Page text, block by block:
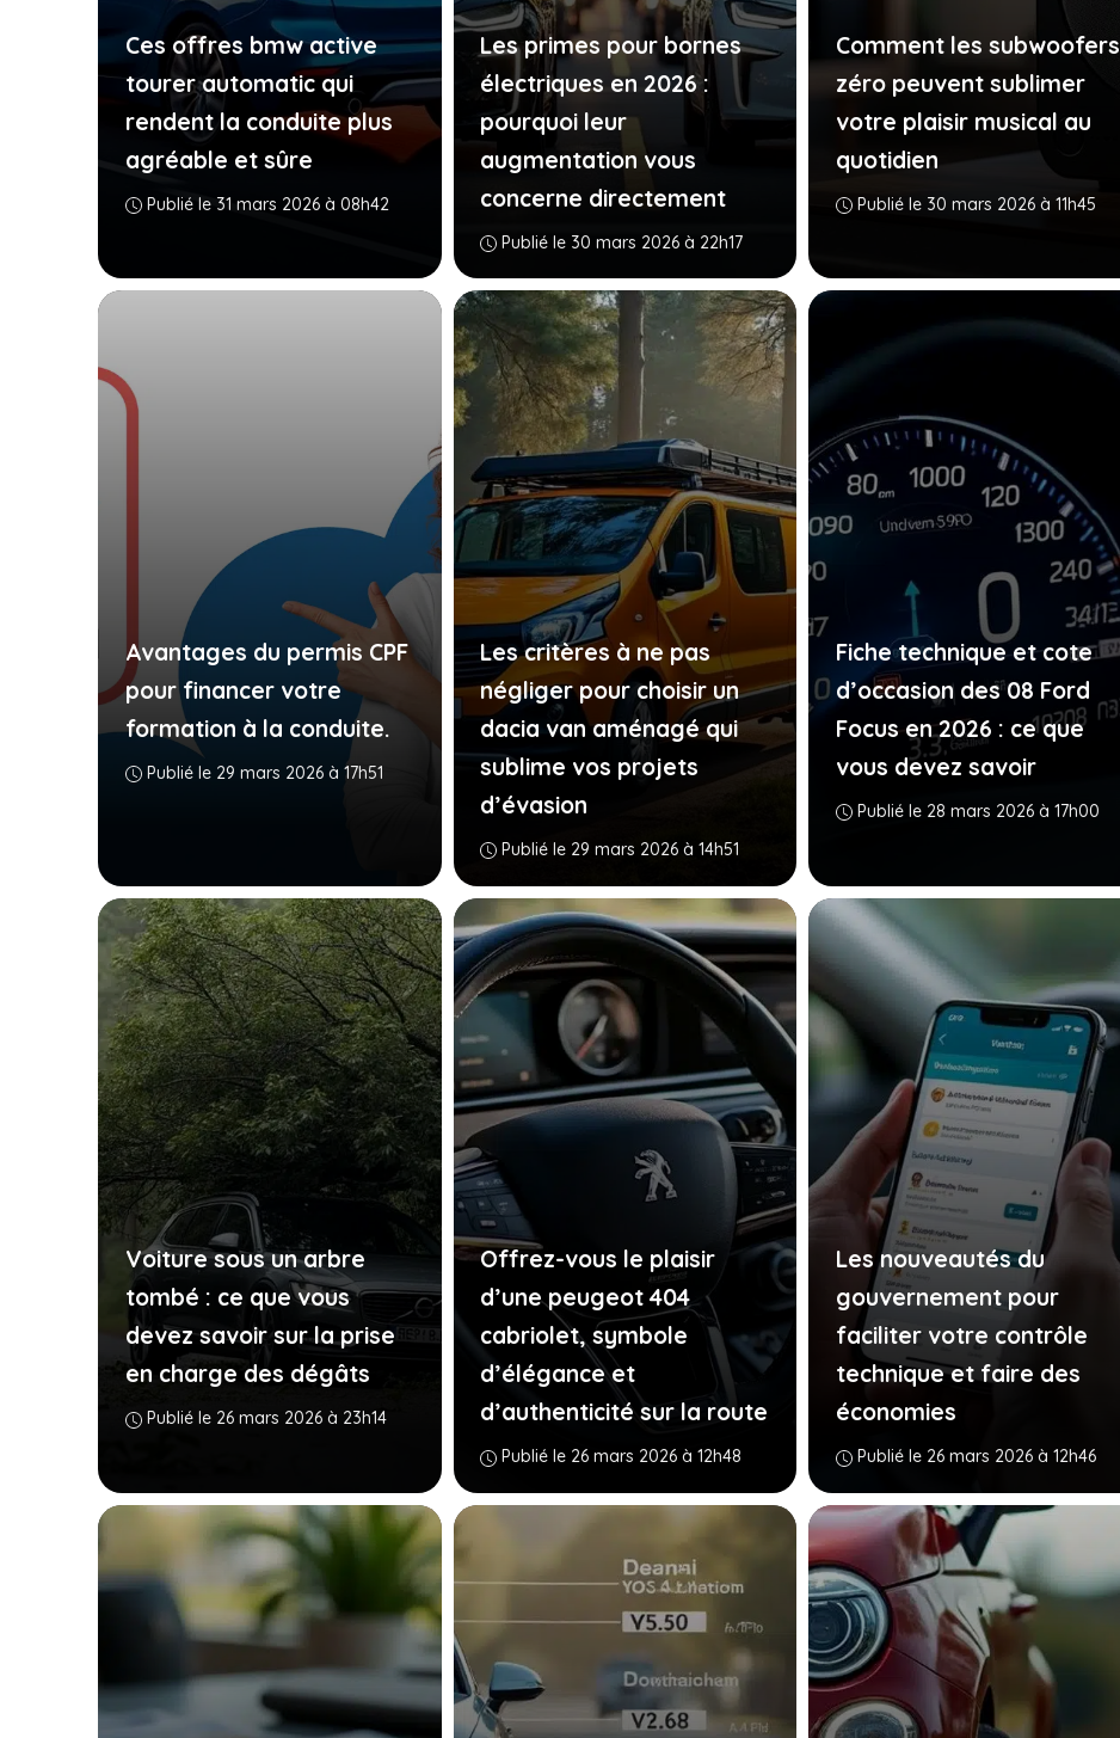
Ces offres bmw active
tourer automatic qui
rendent la conduite plus
agréable et sûre
Publié le 31 mars 2026 à 08h42
Les primes pour bornes
électriques en 2026 :
pourquoi leur
augmentation vous
concerne directement
Publié le 30 mars 2026 à 22h17
Comment les subwoofers
zéro peuvent sublimer
votre plaisir musical au
quotidien
Publié le 30 mars 2026 à 11h45
Avantages du permis CPF
pour financer votre
formation à la conduite.
Publié le 29 mars 2026 à 17h51
Les critères à ne pas
négliger pour choisir un
dacia van aménagé qui
sublime vos projets
d’évasion
Publié le 29 mars 2026 à 14h51
Fiche technique et cote
d’occasion des 08 Ford
Focus en 2026 : ce que
vous devez savoir
Publié le 28 mars 2026 à 17h00
Voiture sous un arbre
tombé : ce que vous
devez savoir sur la prise
en charge des dégâts
Publié le 26 mars 2026 à 23h14
Offrez-vous le plaisir
d’une peugeot 404
cabriolet, symbole
d’élégance et
d’authenticité sur la route
Publié le 26 mars 2026 à 12h48
Les nouveautés du
gouvernement pour
faciliter votre contrôle
technique et faire des
économies
Publié le 26 mars 2026 à 12h46